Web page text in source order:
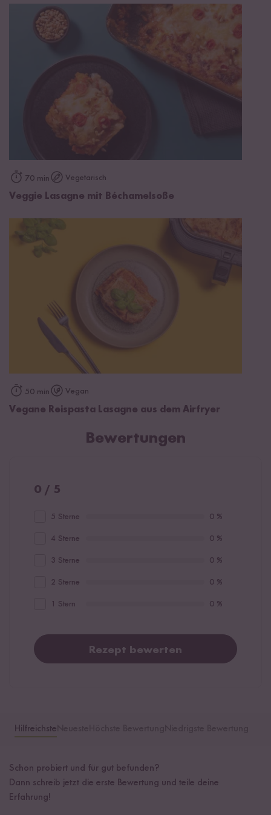
70 min Vegetarisch
Veggie Lasagne mit Béchamelsoße
50 min Vegan
Vegane Reispasta Lasagne aus dem Airfryer
Bewertungen
0 / 5
5 Sterne 0 %
4 Sterne 0 %
3 Sterne 0 %
2 Sterne 0 %
1 Stern 0 %
Rezept bewerten
Hilfreichste
Schon probiert und für gut befunden?
Dann schreib jetzt die erste Bewertung und teile deine
Erfahrung!